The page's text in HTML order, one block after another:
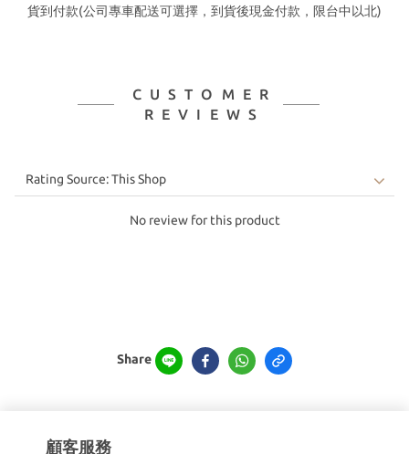
貨到付款(公司專車配送可選擇，到貨後現金付款，限台中以北)
CUSTOMER
REVIEWS
No review for this product
Share
顧客服務